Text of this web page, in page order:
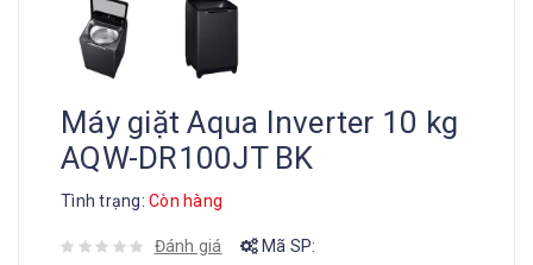
Máy giặt Aqua Inverter 10 kg
AQW-DR100JT BK
Tình trạng: Còn hàng
Đánh giá Mã SP: